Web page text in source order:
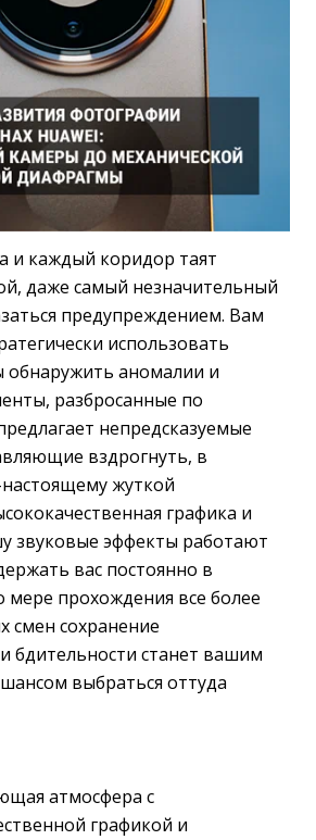
и каждый коридор таят
даже самый незначительный
предупреждением. Вам
использовать
обнаружить аномалии и
разбросанные по
непредсказуемые
вздрогнуть, в
жуткой
графика и
звуковые эффекты работают
вас постоянно в
мере прохождения все более
смен сохранение
бдительности станет вашим
выбраться оттуда
атмосфера с
графикой и